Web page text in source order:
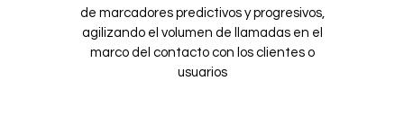
de marcadores predictivos y progresivos,
agilizando el volumen de llamadas en el
marco del contacto con los clientes o
usuarios